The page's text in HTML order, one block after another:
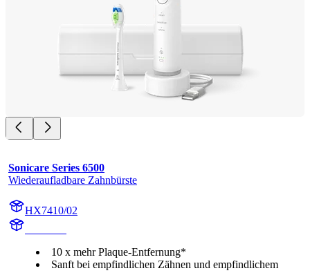
Sonicare Series 6500
Wiederaufladbare Zahnbürste
HX7410/02
10 x mehr Plaque-Entfernung*
Sanft bei empfindlichen Zähnen und empfindlichem